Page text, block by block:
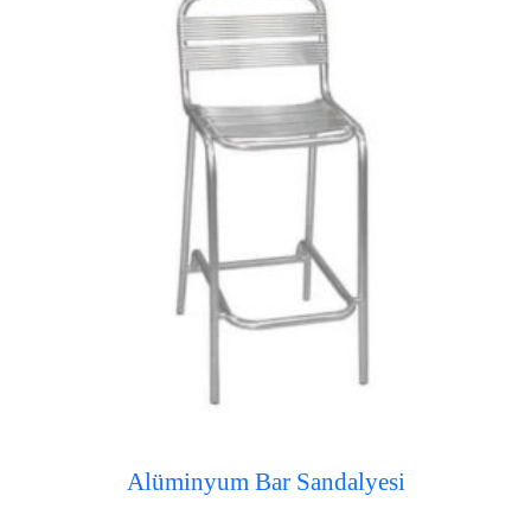
Alüminyum Bar Sandalyesi